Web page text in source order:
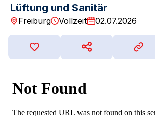
Lüftung und Sanitär
Freiburg Vollzeit 02.07.2026